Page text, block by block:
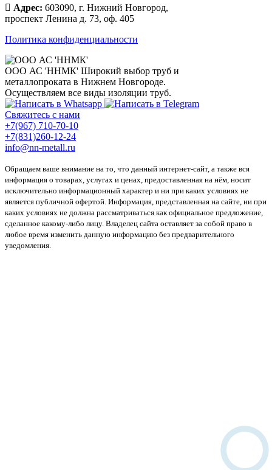
Адрес: 603090, г. Нижний Новгород,
проспект Ленина д. 73, оф. 405
Политика конфиденциальности
ООО АС 'ННМК' Широкий выбор труб и
металлопроката в Нижнем Новгороде.
Осуществляем все виды изоляции труб.
Свяжитесь с нами
+7(967) 710-70-10
+7(831)260-12-24
info@nn-metall.ru
Обращаем ваше внимание на то, что данный интернет-сайт, а также вся
информация о товарах, услугах и ценах, предоставленная на нём, носит
исключительно информационный характер и ни при каких условиях не
является публичной офертой. Информация, представленная на сайте, ни при
каких условиях не должна рассматриваться как официальное предложение,
сделанное какому-либо лицу. Владелец сайта оставляет за собой право в
любое время изменить данную информацию без предварительного
уведомления.